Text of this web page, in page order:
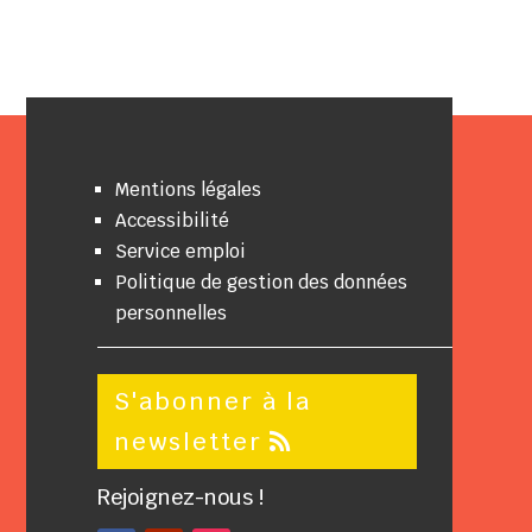
Mentions légales
Accessibilité
Service emploi
Politique de gestion des données
personnelles
S'abonner à la
newsletter
Rejoignez-nous !